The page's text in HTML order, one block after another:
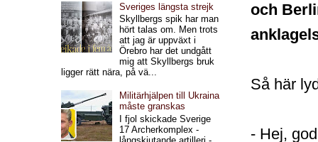
och
Så här
- Hej,
Sveriges längsta strejk
Skyllbergs spik har man
hört talas om. Men trots
att jag är uppväxt i
Örebro har det undgått
mig att Skyllbergs bruk
ligger rätt nära, på vä...
Militärhjälpen till Ukraina
måste granskas
I fjol skickade Sverige
17 Archerkomplex -